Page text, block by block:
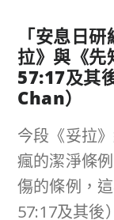
「安息日
拉》與《先
57:17及其
Chan）
今段《妥拉
瘋的潔淨條
傷的條例，
57:17及其後